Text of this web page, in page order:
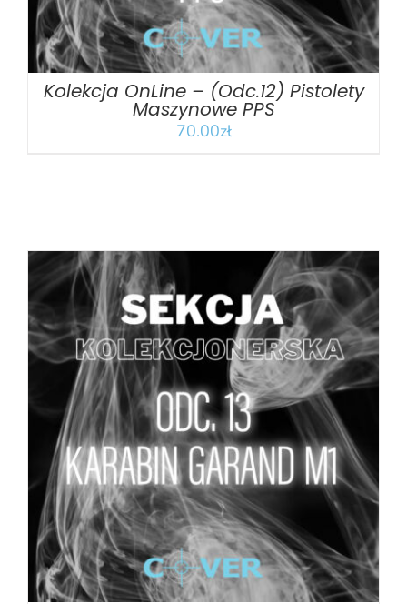
Kolekcja OnLine – (Odc.12) Pistolety
Maszynowe PPS
70.00zł
DODAJ DO KOSZYKA SZCZEGÓŁY